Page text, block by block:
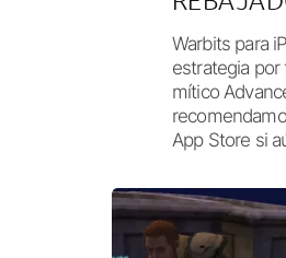
Warbits para
estrategia
mítico
App Store si